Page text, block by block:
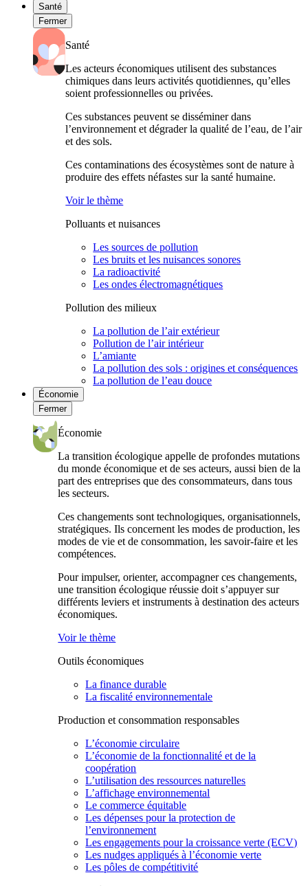
Santé
Fermer
Santé
Les acteurs économiques utilisent des substances
chimiques dans leurs activités quotidiennes, qu’elles
soient professionnelles ou privées.
Ces substances peuvent se disséminer dans
l’environnement et dégrader la qualité de l’eau, de l’air
et des sols.
Ces contaminations des écosystèmes sont de nature à
produire des effets néfastes sur la santé humaine.
Voir le thème
Polluants et nuisances
Les sources de pollution
Les bruits et les nuisances sonores
La radioactivité
Les ondes électromagnétiques
Pollution des milieux
La pollution de l’air extérieur
Pollution de l’air intérieur
L’amiante
La pollution des sols : origines et conséquences
La pollution de l’eau douce
Économie
Fermer
Économie
La transition écologique appelle de profondes mutations
du monde économique et de ses acteurs, aussi bien de la
part des entreprises que des consommateurs, dans tous
les secteurs.
Ces changements sont technologiques, organisationnels,
stratégiques. Ils concernent les modes de production, les
modes de vie et de consommation, les savoir-faire et les
compétences.
Pour impulser, orienter, accompagner ces changements,
une transition écologique réussie doit s’appuyer sur
différents leviers et instruments à destination des acteurs
économiques.
Voir le thème
Outils économiques
La finance durable
La fiscalité environnementale
Production et consommation responsables
L’économie circulaire
L’économie de la fonctionnalité et de la
coopération
L’utilisation des ressources naturelles
L’affichage environnemental
Le commerce équitable
Les dépenses pour la protection de
l’environnement
Les engagements pour la croissance verte (ECV)
Les nudges appliqués à l’économie verte
Les pôles de compétitivité